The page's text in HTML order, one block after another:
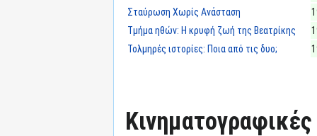
Σταύρωση Χωρίς Ανάσταση
Τμήμα ηθών: Η κρυφή ζωή της Βεατρίκης
Τολμηρές ιστορίες: Ποια από τις δυο;
Κινηματογραφικές